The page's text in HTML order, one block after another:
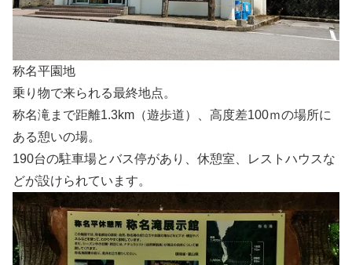
称名平園地
乗り物で来られる最終地点。
称名滝まで距離1.3km（遊歩道）、高度差100ｍの場所に
ある憩いの場。
190台の駐車場とバス停があり、休憩室、レストハウスな
どが設けられています。